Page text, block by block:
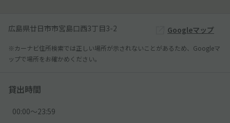
広島県廿日市市宮島口西3丁目3-2 Googleマップ
※カーナビ住所検索では正しい場所が示されないことがあるため、Googleマ
ップで場所をお確かめください。
貸出時間
00:00〜23:59